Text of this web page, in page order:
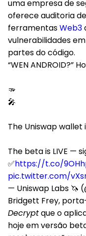
uma empresa de
oferece auditoria
ferramentasWeb3
vulnerabilidades
partes do código.
“WEN ANDROID?”
🫳
🎤
The Uniswap wallet
The beta is LIVE —
✅https://t.co/
pic.twitter.com/
— Uniswap Labs 🦄
Bridgett Frey,
Decryptque o
hoje em versão